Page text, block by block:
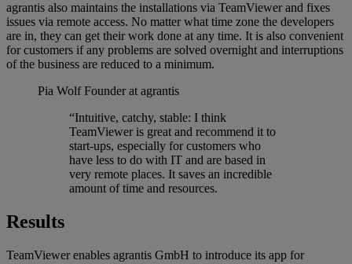
agrantis also maintains the installations via TeamViewer and fixes
issues via remote access. No matter what time zone the developers
are in, they can get their work done at any time. It is also convenient
for customers if any problems are solved overnight and interruptions
of the business are reduced to a minimum.
Pia Wolf Founder at agrantis
“Intuitive, catchy, stable: I think
TeamViewer is great and recommend it to
start-ups, especially for customers who
have less to do with IT and are based in
very remote places. It saves an incredible
amount of time and resources.
Results
TeamViewer enables agrantis GmbH to introduce its app for